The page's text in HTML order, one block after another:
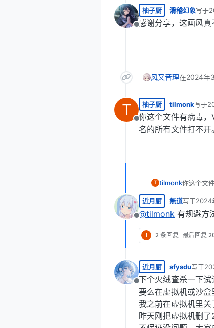
离线
柚子厨 滑稽幻象写于
最后
感谢分享，这画风真
风又音理在2024年
T
离线
柚子厨 tilmonk写于
最后
你这个文件有病毒
名的所有文件打不开
T tilmonk你这个文
离线
近月厨 無道写于2024
最后由 编
@tilmonk 有规避方
T 2 条回复 最后回复
离线
近月厨 sfysdu写于
最后由
下个火绒查杀一下
要么在虚拟机或沙盒
我之前在虚拟机里
昨天刚把虚拟机删了